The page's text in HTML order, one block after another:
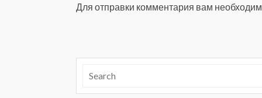
Для отправки комментария вам